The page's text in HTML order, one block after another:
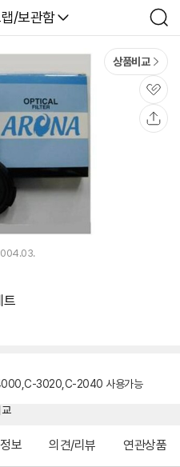
/보관함
검
색
상품비교
관
심
트
3020,C-2040 사용가능
보 의견/리뷰 연관상품